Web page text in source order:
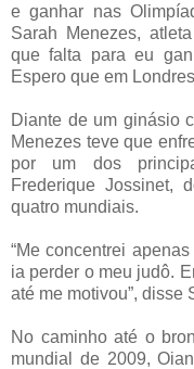
e ganhar nas
Sarah Menezes,
que falta para eu
Espero que em
Diante de um ginásio
Menezes teve que
por um dos
Frederique Jossinet,
quatro mundiais.
“Me concentrei
ia perder o meu judô.
até me motivou”, disse
No caminho até o
mundial de 2009,